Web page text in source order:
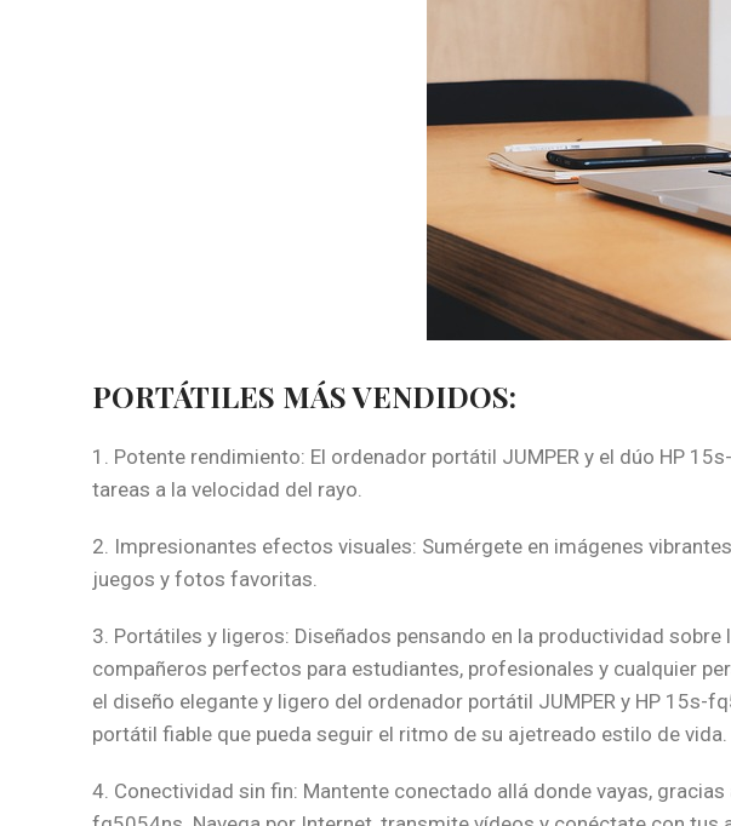
PORTÁTILES MÁS VENDIDOS:
1. Potente rendimiento: El ordenador portátil JUMPER y el dúo HP
tareas a la velocidad del rayo.
2. Impresionantes efectos visuales: Sumérgete en imágenes
juegos y fotos favoritas.
3. Portátiles y ligeros: Diseñados pensando en la productividad
compañeros perfectos para estudiantes, profesionales y cualquier
el diseño elegante y ligero del ordenador portátil JUMPER y HP
portátil fiable que pueda seguir el ritmo de su ajetreado estilo de vida.
4. Conectividad sin fin: Mantente conectado allá donde vayas,